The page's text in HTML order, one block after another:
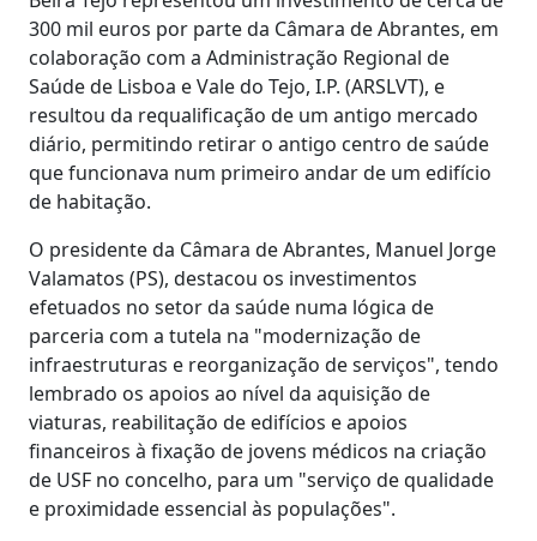
300 mil euros por parte da Câmara de Abrantes, em
colaboração com a Administração Regional de
Saúde de Lisboa e Vale do Tejo, I.P. (ARSLVT), e
resultou da requalificação de um antigo mercado
diário, permitindo retirar o antigo centro de saúde
que funcionava num primeiro andar de um edifício
de habitação.
O presidente da Câmara de Abrantes, Manuel Jorge
Valamatos (PS), destacou os investimentos
efetuados no setor da saúde numa lógica de
parceria com a tutela na "modernização de
infraestruturas e reorganização de serviços", tendo
lembrado os apoios ao nível da aquisição de
viaturas, reabilitação de edifícios e apoios
financeiros à fixação de jovens médicos na criação
de USF no concelho, para um "serviço de qualidade
e proximidade essencial às populações".